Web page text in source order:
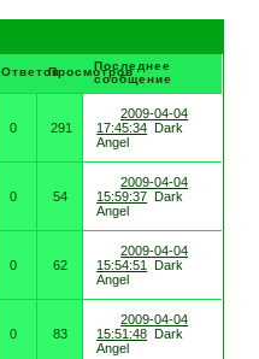
ОтветовПросмотровПоследнее
сообщение
0 291
2009-04-04
17:45:34 Dark
Angel
0 54
2009-04-04
15:59:37 Dark
Angel
0
62
2009-04-04
15:54:51
Dark
Angel
0 83
2009-04-04
15:51:48 Dark
Angel